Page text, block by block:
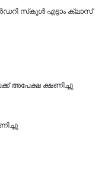
സ്‌കൂൾ എട്ടാം ക്ലാസ്
അപേക്ഷ ക്ഷണിച്ചു